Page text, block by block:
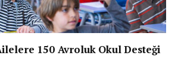
150 Avroluk Okul Desteği